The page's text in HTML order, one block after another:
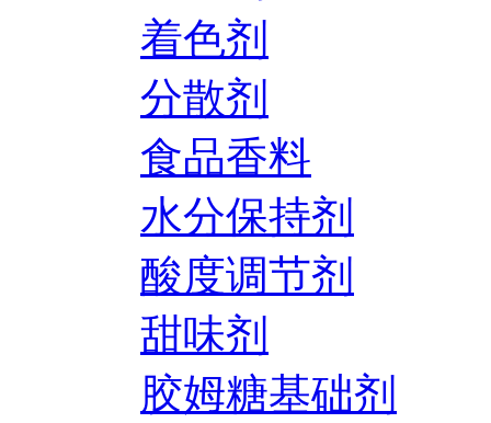
着色剂
分散剂
食品香料
水分保持剂
酸度调节剂
甜味剂
胶姆糖基础剂